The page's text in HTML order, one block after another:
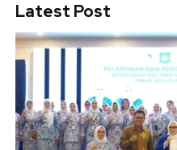
Latest Post